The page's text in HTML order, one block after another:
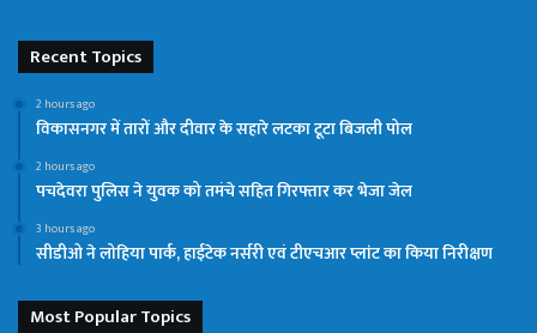
Recent Topics
2 hours ago
विकासनगर में तारों और दीवार के सहारे लटका टूटा बिजली पोल
2 hours ago
पचदेवरा पुलिस ने युवक को तमंचे सहित गिरफ्तार कर भेजा जेल
3 hours ago
सीडीओ ने लोहिया पार्क, हाईटेक नर्सरी एवं टीएचआर प्लांट का किया निरीक्षण
Most Popular Topics